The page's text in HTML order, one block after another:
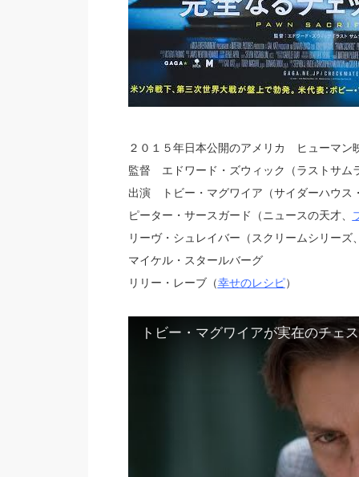
２０１５年日本公開のアメリカ ヒューマン
監督 エドワード・ズウィック（ラストサム
出演 トビー・マグワイア（サイダーハウス
ピーター・サースガード（ニュースの天才、
リーヴ・シュレイバー（スクリームシリーズ
マイケル・スタールバーグ
リリー・レーブ（幸せのレシピ）